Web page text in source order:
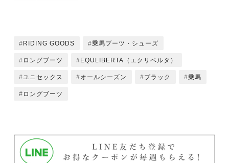
RIDING GOODS 乗馬ブーツ・シューズ
ロングブーツ EQULIBERTA（エクリベルタ）
ユニセックス オールシーズン ブラック 乗馬
ロングブーツ